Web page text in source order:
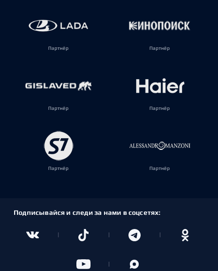
Партнёр Партнёр
Партнёр Партнёр
Партнёр Партнёр
Подписывайся и следи за нами в соцсетях: